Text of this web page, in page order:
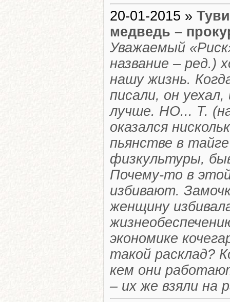
20-01-2015 »
медведь –
Уважаемый
название – ред.)
нашу жизнь.
писали, он
лучше. НО... Т.
оказался
пьянстве в
физкультуры,
Почему-то в
избивают.
женщину
экономике
такой расклад?
кем они
– их же взяли на